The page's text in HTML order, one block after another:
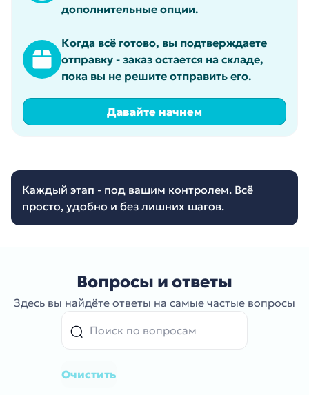
дополнительные опции.
Когда всё готово, вы подтверждаете
отправку - заказ остается на складе,
пока вы не решите отправить его.
Давайте начнем
Каждый этап - под вашим контролем. Всё
просто, удобно и без лишних шагов.
Вопросы и ответы
Здесь вы найдёте ответы на самые частые вопросы
Очистить